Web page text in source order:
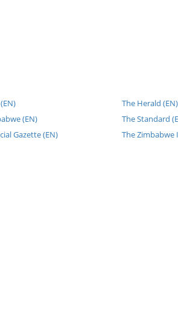
(EN)
Gazette (EN)
The Herald (EN)
The Standard
The Zimbabwe